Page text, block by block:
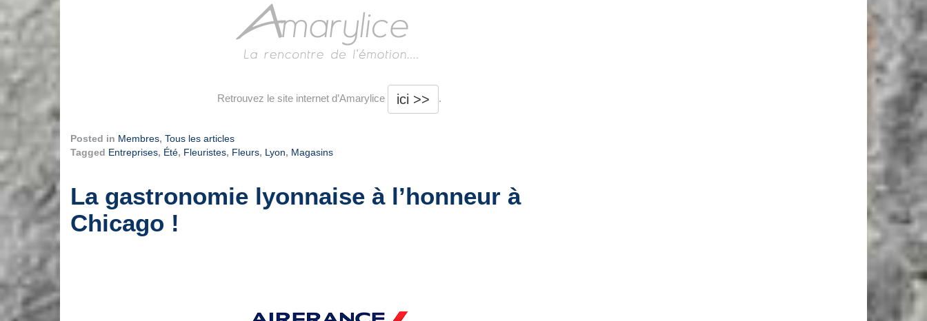
Retrouvez le site internet d’Amarylice ici >> .
Posted in Membres, Tous les articles
Tagged Entreprises, Été, Fleuristes, Fleurs, Lyon, Magasins
La gastronomie lyonnaise à l’honneur à
Chicago !